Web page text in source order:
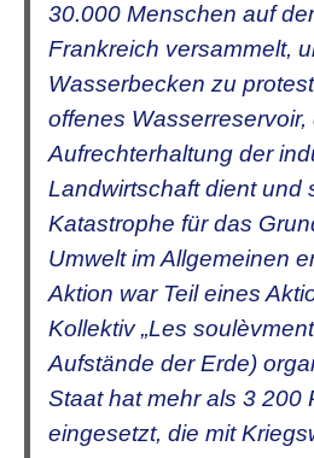
30.000 Menschen auf
Frankreich versammelt,
Wasserbecken zu
offenes Wasserreservoir,
Aufrechterhaltung der
Landwirtschaft dient und
Katastrophe für das
Umwelt im Allgemeinen
Aktion war Teil eines
Kollektiv „Les
Aufstände der Erde)
Staat hat mehr als 3 200
eingesetzt, die mit